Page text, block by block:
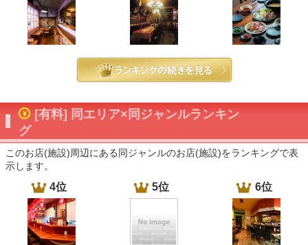
[有料] 同エリア×同ジャンルランキン
グ
このお店(施設)周辺にある同ジャンルのお店(施設)をランキングで表
示します。
4位 5位 6位